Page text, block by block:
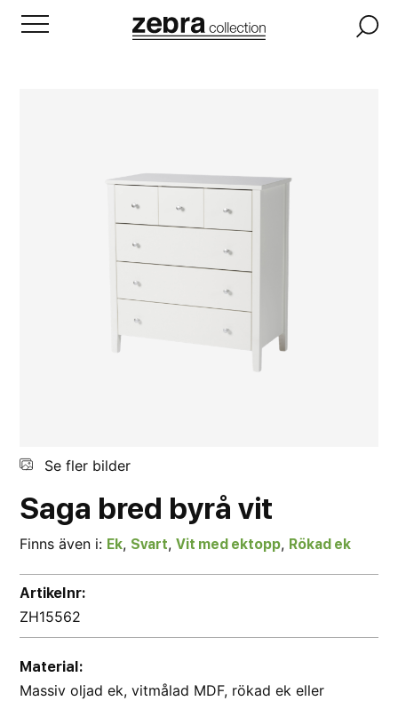
Saga bred byrå vit
Finns även i: Ek, Svart,Vit med ektopp, Rökad ek
Artikelnr:
ZH15562
Material:
Massiv oljad ek, vitmålad MDF, rökad ek eller
Se fler bilder